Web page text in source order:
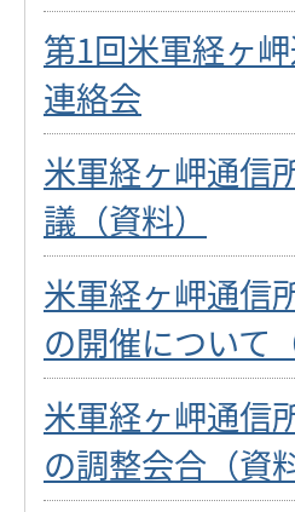
第1回米軍経ヶ
連絡会
米軍経ヶ岬通信
議（資料）
米軍経ヶ岬通信
の開催について
米軍経ヶ岬通信
の調整会合（資料